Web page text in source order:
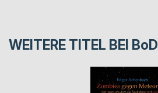
WEITERE TITEL BEI BoD